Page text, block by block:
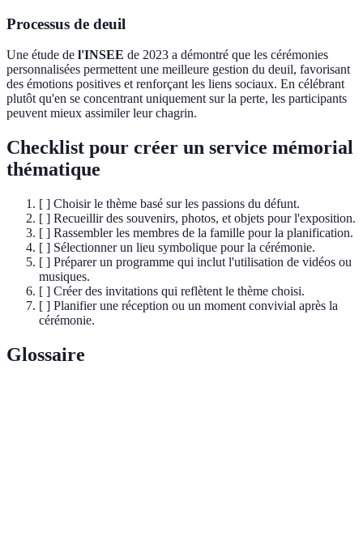
Processus de deuil
Une étude de l'INSEE de 2023 a démontré que les cérémonies
personnalisées permettent une meilleure gestion du deuil, favorisant
des émotions positives et renforçant les liens sociaux. En célébrant
plutôt qu'en se concentrant uniquement sur la perte, les participants
peuvent mieux assimiler leur chagrin.
Checklist pour créer un service mémorial
thématique
[ ] Choisir le thème basé sur les passions du défunt.
[ ] Recueillir des souvenirs, photos, et objets pour l'exposition.
[ ] Rassembler les membres de la famille pour la planification.
[ ] Sélectionner un lieu symbolique pour la cérémonie.
[ ] Préparer un programme qui inclut l'utilisation de vidéos ou
musiques.
[ ] Créer des invitations qui reflètent le thème choisi.
[ ] Planifier une réception ou un moment convivial après la
cérémonie.
Glossaire